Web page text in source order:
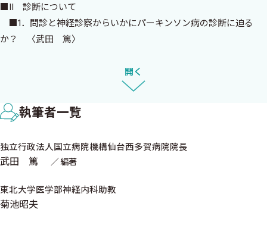
前人未踏の高齢社会の到来にともないパーキンソン病患者は増加
きました．外科系・内科系を問わず日常診療での対応を求められ
る機会は確実に多くなっています．それにもかかわらずパーキンソ
ように感じられる現状があります．
パーキンソン病は適切な診断と治療により改善する疾患であり，
■II 診断について
■1．問診と神経診察からいかにパーキンソン病の診断に迫る
か？ 〈武田 篤〉
C. パーキンソン病の新しい診断基準
■2．補助検査 〈菊池昭夫〉
A. 嗅覚検査
■3．鑑別診断上問題となる主な疾患 〈長谷川隆文〉
A. PDと鑑別を要する主な疾患
■III 主なパーキンソン病治療薬のまとめ
開く
執筆者一覧
独立行政法人国立病院機構仙台西多賀病院院長
武田 篤 編著
東北大学医学部神経内科助教
菊池昭夫